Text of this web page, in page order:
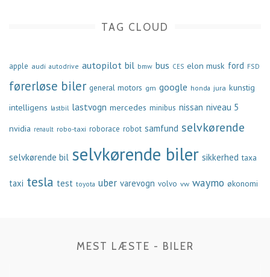
TAG CLOUD
apple audi autodrive autopilot bil bmw bus CES elon musk ford FSD
førerløse biler general motors gm google honda jura kunstig
intelligens lastbil lastvogn mercedes minibus nissan niveau 5
nvidia renault robo-taxi roborace robot samfund selvkørende
selvkørende bil selvkørende biler sikkerhed taxa
taxi tesla test toyota uber varevogn volvo vw waymo økonomi
MEST LÆSTE - BILER